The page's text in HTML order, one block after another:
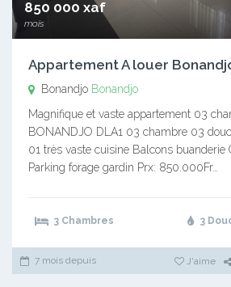
850 000 xaf
mois
Appartement A louer
Bonandjo Bonandjo
Magnifique et vaste appartement 03
BONANDJO DLA1 03 chambre 03
01 très vaste cuisine Balcons buanderie
Parking forage gardin Prx: 850.000Fr…
3 Chambres 3
7 mois depuis J'aime